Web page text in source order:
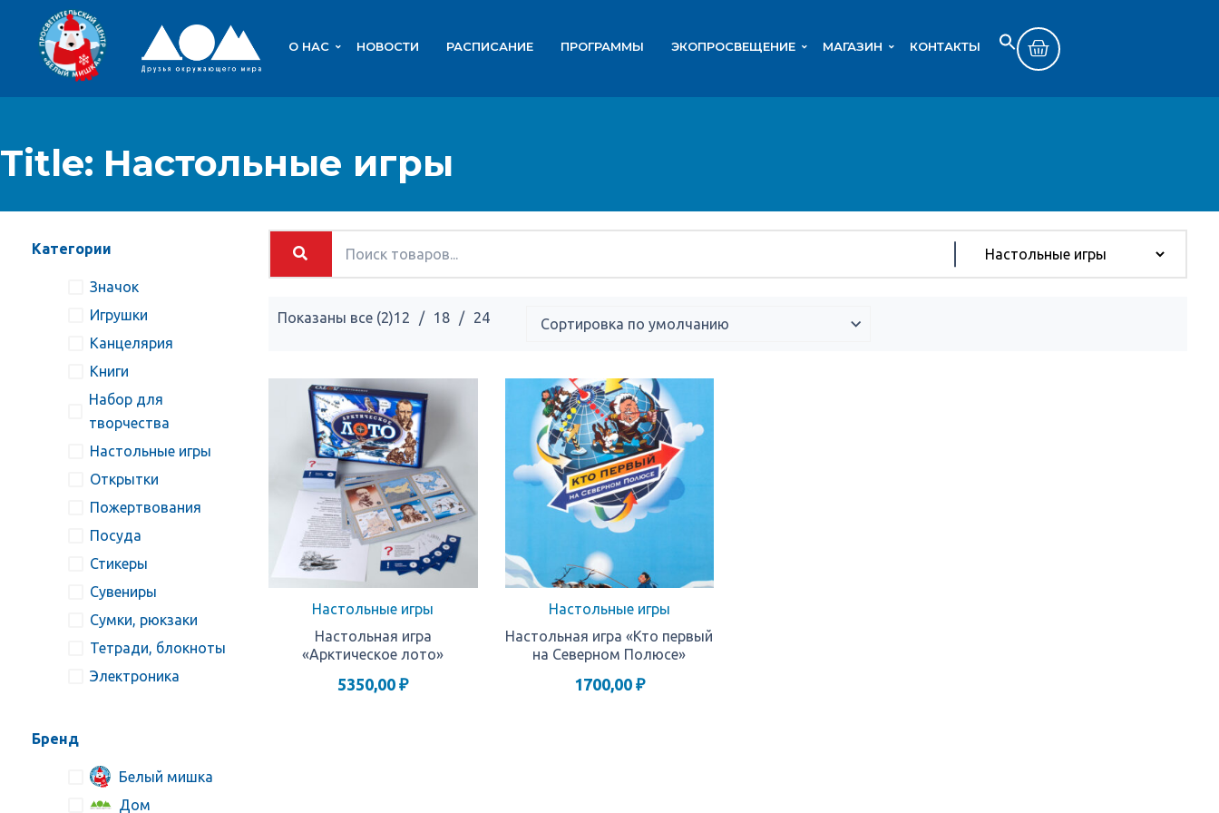
О НАС НОВОСТИ РАСПИСАНИЕ ПРОГРАММЫ ЭКОПРОСВЕЩЕНИЕ МАГАЗИН КОНТАКТЫ
Search
for:
SEARCH BUTTON
Title: Настольные игры
Категории
Значок
Игрушки
Канцелярия
Книги
Набор для
творчества
Настольные игры
Открытки
Пожертвования
Посуда
Стикеры
Сувениры
Сумки, рюкзаки
Тетради, блокноты
Электроника
Бренд
Белый мишка
Дом
Показаны все (2)12 18 24
Настольные игры
Настольная игра
«Арктическое лото»
5350,00₽
Настольные игры
Настольная игра «Кто первый
на Северном Полюсе»
1700,00 ₽